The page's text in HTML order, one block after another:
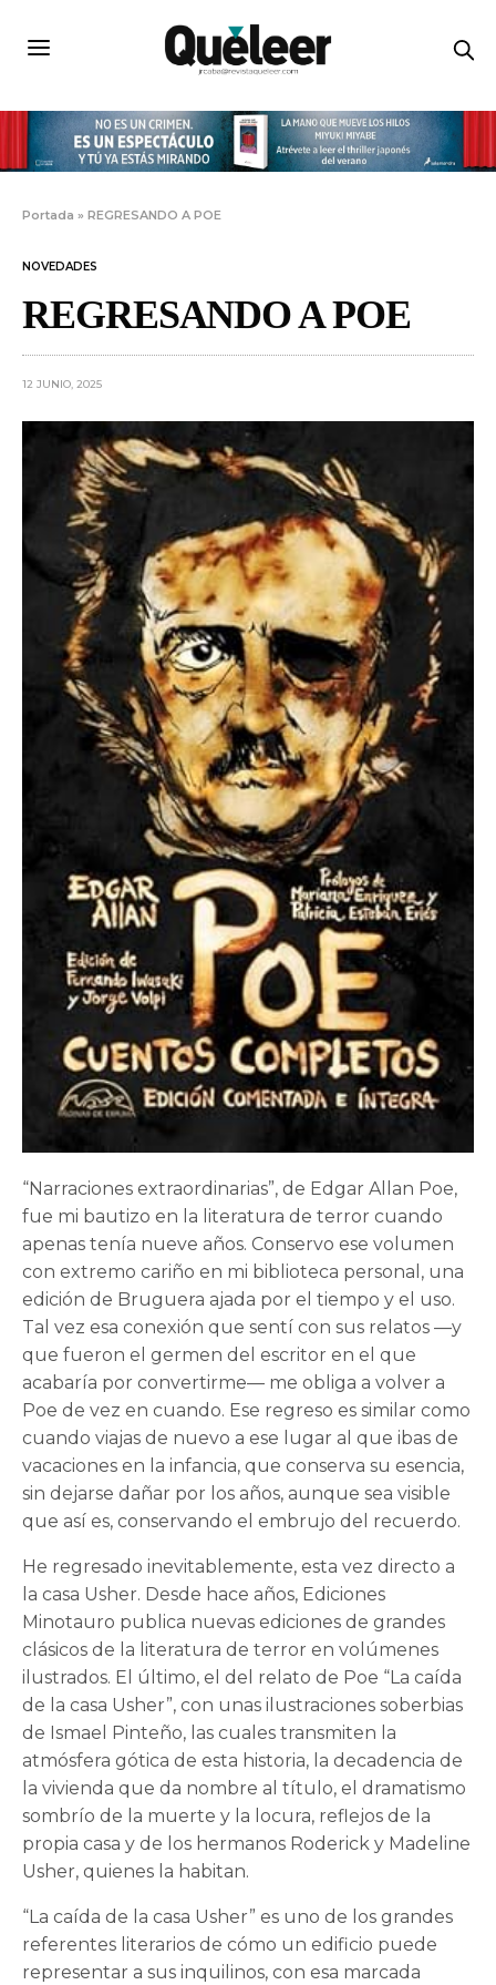
Portada »REGRESANDO A POE
NOVEDADES
REGRESANDO A POE
12 JUNIO, 2025
“Narraciones extraordinarias”, de Edgar Allan Poe,
fue mi bautizo en la literatura de terror cuando
apenas tenía nueve años. Conservo ese volumen
con extremo cariño en mi biblioteca personal, una
edición de Bruguera ajada por el tiempo y el uso.
Tal vez esa conexión que sentí con sus relatos —y
que fueron el germen del escritor en el que
acabaría por convertirme— me obliga a volver a
Poe de vez en cuando. Ese regreso es similar como
cuando viajas de nuevo a ese lugar al que ibas de
vacaciones en la infancia, que conserva su esencia,
sin dejarse dañar por los años, aunque sea visible
que así es, conservando el embrujo del recuerdo.
He regresado inevitablemente, esta vez directo a
la casa Usher. Desde hace años, Ediciones
Minotauro publica nuevas ediciones de grandes
clásicos de la literatura de terror en volúmenes
ilustrados. El último, el del relato de Poe “La caída
de la casa Usher”, con unas ilustraciones soberbias
de Ismael Pinteño, las cuales transmiten la
atmósfera gótica de esta historia, la decadencia de
la vivienda que da nombre al título, el dramatismo
sombrío de la muerte y la locura, reflejos de la
propia casa y de los hermanos Roderick y Madeline
Usher, quienes la habitan.
“La caída de la casa Usher” es uno de los grandes
referentes literarios de cómo un edificio puede
representar a sus inquilinos, con esa marcada